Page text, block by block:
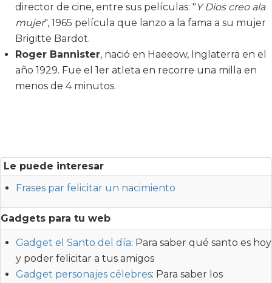
director de cine, entre sus películas: " Y Dios creo ala
mujer", 1965 película que lanzo a la fama a su mujer
Brigitte Bardot.
Roger Bannister, nació en Haeeow, Inglaterra en el
año 1929. Fue el 1er atleta en recorre una milla en
menos de 4 minutos.
Le puede interesar
Frases par felicitar un nacimiento
Gadgets para tu web
Gadget el Santo del día: Para saber qué santo es hoy
y poder felicitar a tus amigos
Gadget personajes célebres: Para saber los